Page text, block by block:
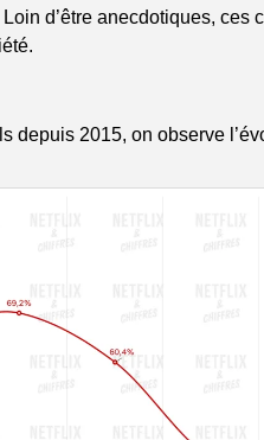
d’être anecdotiques, ces
depuis 2015, on observe